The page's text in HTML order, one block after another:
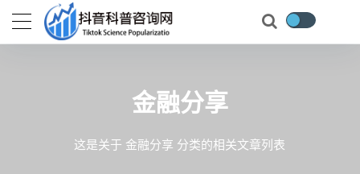
金融分享
这是关于 金融分享 分类的相关文章列表